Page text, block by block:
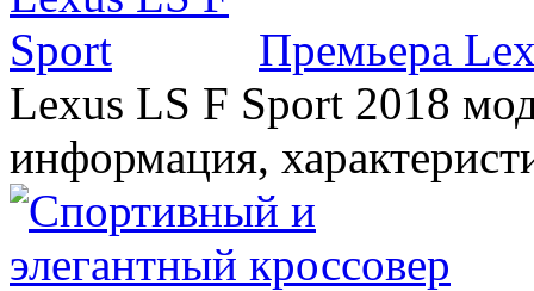
Премьера
Lexus LS F Sport 2018
информация,